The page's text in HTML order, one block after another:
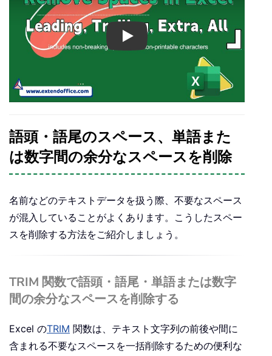
Play
語頭・語尾のスペース、単語また
は数字間の余分なスペースを削除
名前などのテキストデータを扱う際、不要なスペース
が混入していることがよくあります。こうしたスペー
スを削除する方法をご紹介しましょう。
TRIM 関数で語頭・語尾・単語または数字
間の余分なスペースを削除する
Excel のTRIM 関数は、テキスト文字列の前後や間に
含まれる不要なスペースを一括削除するための便利な